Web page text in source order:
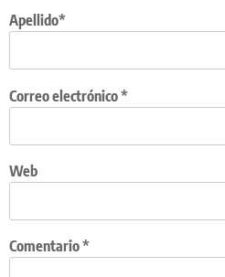
Apellido*
Correo electrónico*
Web
Comentario*